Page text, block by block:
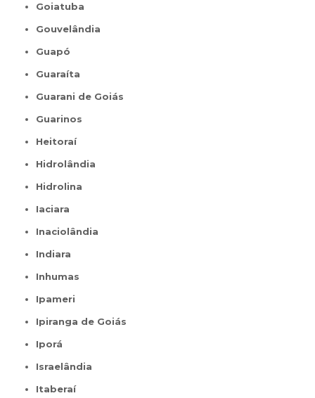
Goiatuba
Gouvelândia
Guapó
Guaraíta
Guarani de Goiás
Guarinos
Heitoraí
Hidrolândia
Hidrolina
Iaciara
Inaciolândia
Indiara
Inhumas
Ipameri
Ipiranga de Goiás
Iporá
Israelândia
Itaberaí